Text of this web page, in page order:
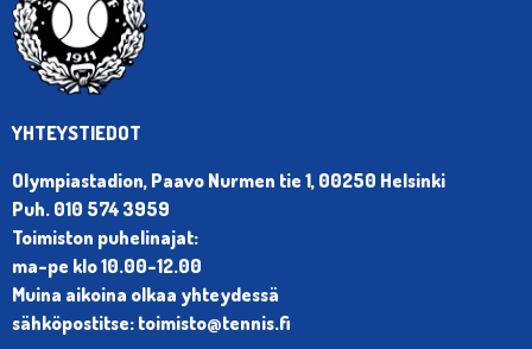
YHTEYSTIEDOT
Olympiastadion, Paavo Nurmen tie 1, 00250 Helsinki
Puh. 010 574 3959
Toimiston puhelinajat:
ma-pe klo 10.00-12.00
Muina aikoina olkaa yhteydessä
sähköpostitse: toimisto@tennis.fi